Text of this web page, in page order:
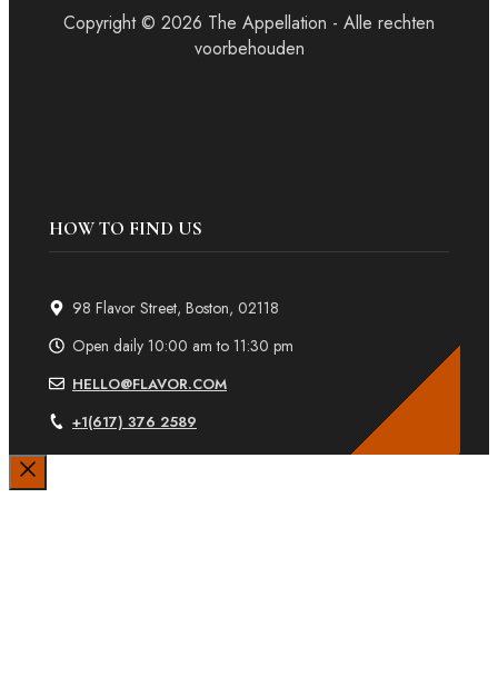
Copyright © 2026 The Appellation - Alle rechten
voorbehouden
HOW TO FIND US
98 Flavor Street, Boston, 02118
Open daily 10:00 am to 11:30 pm
HELLO@FLAVOR.COM
+1(617) 376 2589
Sluiten